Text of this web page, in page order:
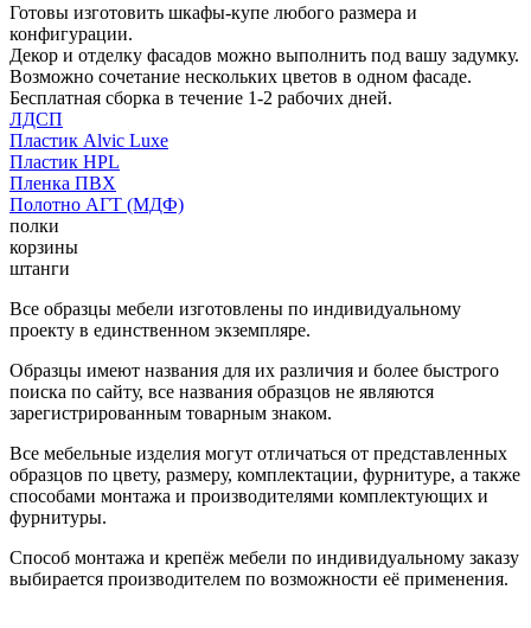
Готовы изготовить шкафы-купе любого размера и
конфигурации.
Декор и отделку фасадов можно выполнить под вашу задумку.
Возможно сочетание нескольких цветов в одном фасаде.
Бесплатная сборка в течение 1-2 рабочих дней.
ЛДСП
Пластик Alvic Luxe
Пластик HPL
Пленка ПВХ
Полотно АГТ (МДФ)
полки
корзины
штанги
Все образцы мебели изготовлены по индивидуальному
проекту в единственном экземпляре.
Образцы имеют названия для их различия и более быстрого
поиска по сайту, все названия образцов не являются
зарегистрированным товарным знаком.
Все мебельные изделия могут отличаться от представленных
образцов по цвету, размеру, комплектации, фурнитуре, а также
способами монтажа и производителями комплектующих и
фурнитуры.
Способ монтажа и крепёж мебели по индивидуальному заказу
выбирается производителем по возможности её применения.